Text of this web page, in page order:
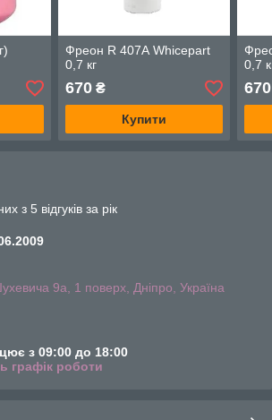
Фреон R 407А Whicepart
0,7 кг
670₴
Купити
0,7
670
з 5 відгуків за рік
9а, 1 поверх, Дніпро, Україна
з 09:00 до 18:00
графік роботи